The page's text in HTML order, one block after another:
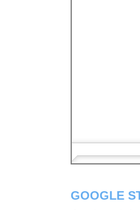
GOOGLE